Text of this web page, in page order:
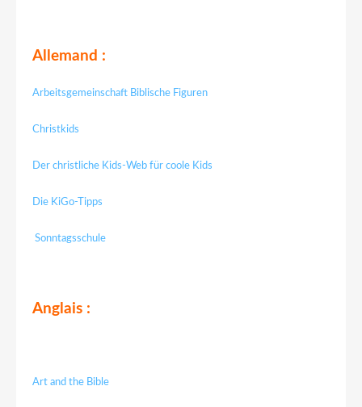
Allemand :
Arbeitsgemeinschaft Biblische Figuren
Christkids
Der christliche Kids-Web für coole Kids
Die KiGo-Tipps
Sonntagsschule
Anglais :
Art and the Bible